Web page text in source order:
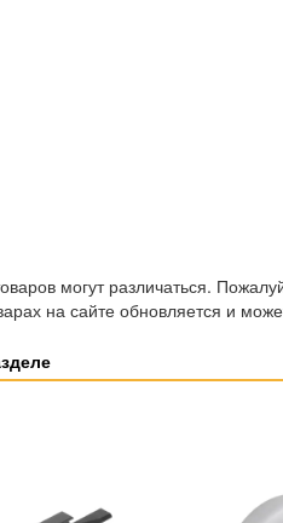
могут различаться.
на сайте обновляется и